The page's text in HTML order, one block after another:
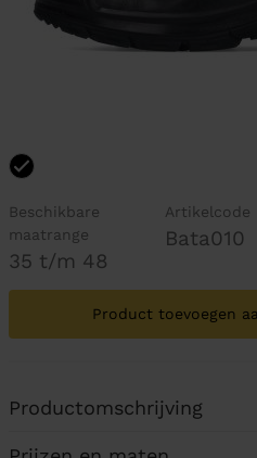
Beschikbare
maatrange
35 t/m 48
Artikelcode
Bata010
Product toevoegen
Productomschrijving